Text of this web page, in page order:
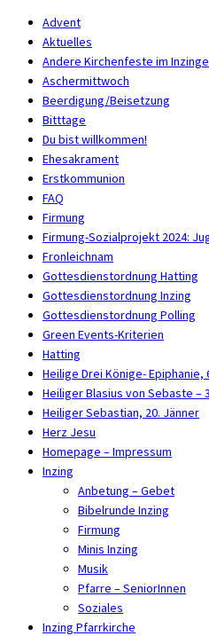
Advent
Aktuelles
Andere Kirchenfeste im
Aschermittwoch
Beerdigung/Beisetzung
Bitttage
Du bist willkommen!
Ehesakrament
Erstkommunion
FAQ
Firmung
Firmung-Sozialprojekt 2024:
Fronleichnam
Gottesdienstordnung Hatting
Gottesdienstordnung Inzing
Gottesdienstordnung Polling
Green Events-Kriterien
Hatting
Heilige Drei Könige- Epiphanie,
Heiliger Blasius von Sebaste –
Heiliger Sebastian, 20. Jänner
Herz Jesu
Homepage – Impressum
Inzing
Anbetung – Gebet
Bibelrunde Inzing
Firmung
Minis Inzing
Musik
Pfarre – SeniorInnen
Soziales
Inzing Pfarrkirche